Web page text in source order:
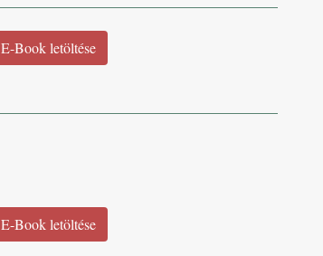
E-Book letöltése
E-Book letöltése